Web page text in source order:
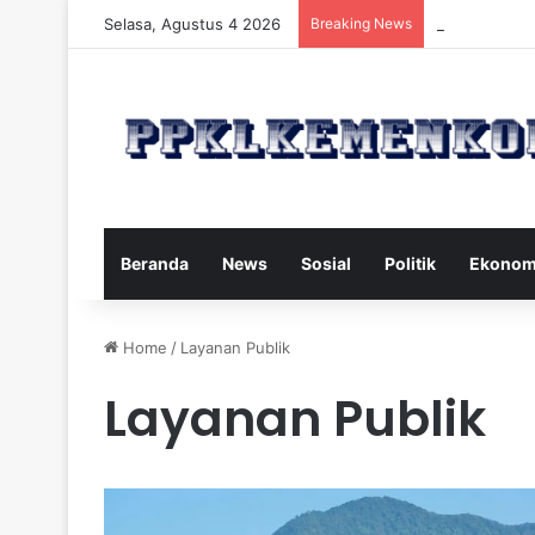
Selasa, Agustus 4 2026 Breaking News
Beranda News Sosial Politik
Home / Layanan Publik
Layanan Publik